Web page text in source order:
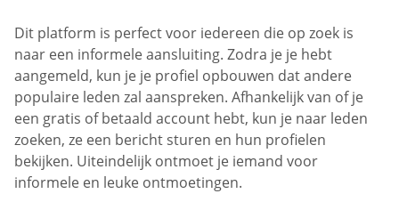
Dit platform is perfect voor iedereen die op zoek is
naar een informele aansluiting. Zodra je je hebt
aangemeld, kun je je profiel opbouwen dat andere
populaire leden zal aanspreken. Afhankelijk van of je
een gratis of betaald account hebt, kun je naar leden
zoeken, ze een bericht sturen en hun profielen
bekijken. Uiteindelijk ontmoet je iemand voor
informele en leuke ontmoetingen.